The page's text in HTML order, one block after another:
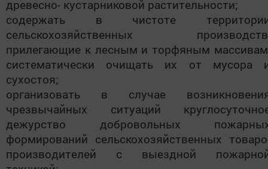
древесно- кустарниковой растительности;
содержать в чистоте
сельскохозяйственных
прилегающие к лесным и торфяным
систематически очищать их от мусора
сухостоя;
организовать в случае
чрезвычайных ситуаций
дежурство добровольных
формирований сельскохозяйственных
производителей с выездной